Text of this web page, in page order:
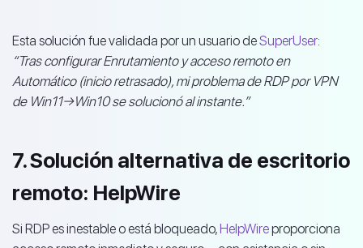
Esta solución fue validada por un usuario deSuperUser:
“Tras configurar Enrutamiento y acceso remoto en
Automático (inicio retrasado), mi problema de RDP por VPN
de Win11→Win10 se solucionó al instante.”
7. Solución alternativa de escritorio
remoto: HelpWire
Si RDP es inestable o está bloqueado,HelpWireproporciona